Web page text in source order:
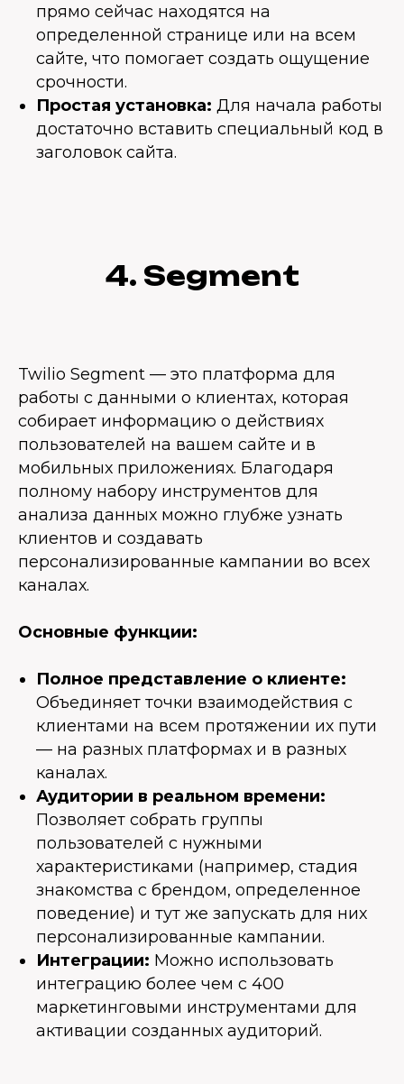
прямо сейчас находятся на
определенной странице или на всем
сайте, что помогает создать ощущение
срочности.
Простая установка: Для начала работы
достаточно вставить специальный код в
заголовок сайта.
4. Segment
Twilio Segment — это платформа для
работы с данными о клиентах, которая
собирает информацию о действиях
пользователей на вашем сайте и в
мобильных приложениях. Благодаря
полному набору инструментов для
анализа данных можно глубже узнать
клиентов и создавать
персонализированные кампании во всех
каналах.
Основные функции:
Полное представление о клиенте:
Объединяет точки взаимодействия с
клиентами на всем протяжении их пути
— на разных платформах и в разных
каналах.
Аудитории в реальном времени:
Позволяет собрать группы
пользователей с нужными
характеристиками (например, стадия
знакомства с брендом, определенное
поведение) и тут же запускать для них
персонализированные кампании.
Интеграции: Можно использовать
интеграцию более чем с 400
маркетинговыми инструментами для
активации созданных аудиторий.